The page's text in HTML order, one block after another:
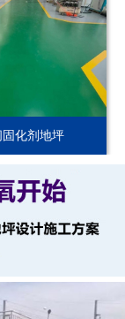
固化剂地坪